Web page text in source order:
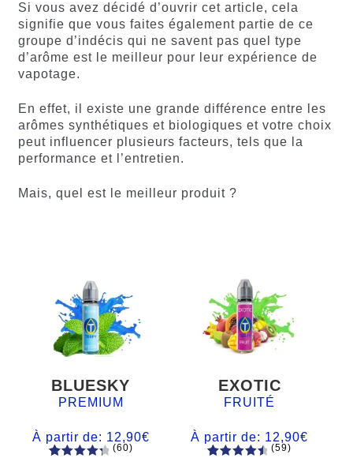
Si vous avez décidé d’ouvrir cet article, cela
signifie que vous faites également partie de ce
groupe d’indécis qui ne savent pas quel type
d’arôme est le meilleur pour leur expérience de
vapotage.
En effet, il existe une grande différence entre les
arômes synthétiques et biologiques et votre choix
peut influencer plusieurs facteurs, tels que la
performance et l’entretien.
Mais, quel est le meilleur produit ?
BLUESKY
PREMIUM
À partir de: 12,90€
(60)
EXOTIC
FRUITÉ
À partir de: 12,90€
(59)